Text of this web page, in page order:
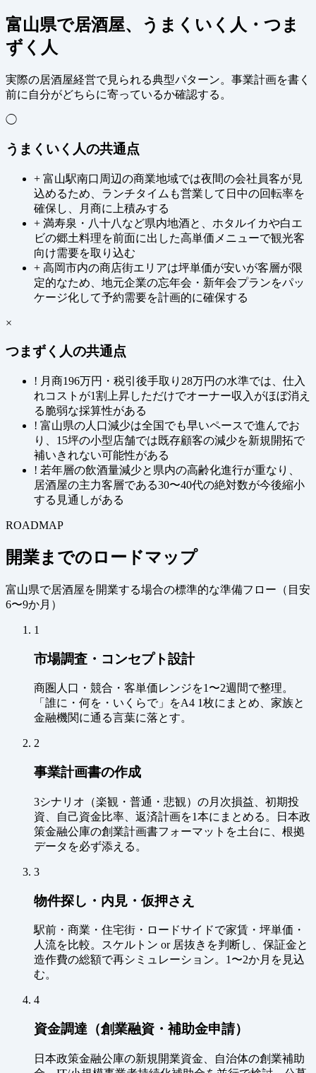
富山県で居酒屋、うまくいく人・つま
ずく人
実際の居酒屋経営で見られる典型パターン。事業計画を書く
前に自分がどちらに寄っているか確認する。
◯
うまくいく人の共通点
+ 富山駅南口周辺の商業地域では夜間の会社員客が見
込めるため、ランチタイムも営業して日中の回転率を
確保し、月商に上積みする
+ 満寿泉・八十八など県内地酒と、ホタルイカや白エ
ビの郷土料理を前面に出した高単価メニューで観光客
向け需要を取り込む
+ 高岡市内の商店街エリアは坪単価が安いが客層が限
定的なため、地元企業の忘年会・新年会プランをパッ
ケージ化して予約需要を計画的に確保する
×
つまずく人の共通点
! 月商196万円・税引後手取り28万円の水準では、仕入
れコストが1割上昇しただけでオーナー収入がほぼ消え
る脆弱な採算性がある
! 富山県の人口減少は全国でも早いペースで進んでお
り、15坪の小型店舗では既存顧客の減少を新規開拓で
補いきれない可能性がある
! 若年層の飲酒量減少と県内の高齢化進行が重なり、
居酒屋の主力客層である30〜40代の絶対数が今後縮小
する見通しがある
ROADMAP
開業までのロードマップ
富山県で居酒屋を開業する場合の標準的な準備フロー（ 目安
6〜9か月 ）
1
市場調査・コンセプト設計
商圏人口・競合・客単価レンジを1〜2週間で整理。
「誰に・何を・いくらで」をA4 1枚にまとめ、家族と
金融機関に通る言葉に落とす。
2
事業計画書の作成
3シナリオ（楽観・普通・悲観）の月次損益、初期投
資、自己資金比率、返済計画を1本にまとめる。日本政
策金融公庫の創業計画書フォーマットを土台に、根拠
データを必ず添える。
3
物件探し・内見・仮押さえ
駅前・商業・住宅街・ロードサイドで家賃・坪単価・
人流を比較。スケルトン or 居抜きを判断し、保証金と
造作費の総額で再シミュレーション。1〜2か月を見込
む。
4
資金調達（創業融資・補助金申請）
日本政策金融公庫の新規開業資金、自治体の創業補助